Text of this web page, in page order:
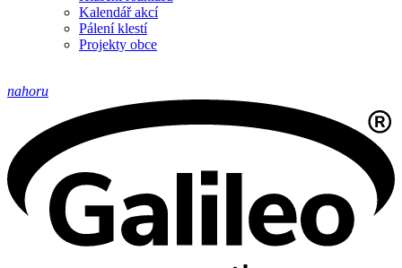
Kalendář akcí
Pálení klestí
Projekty obce
nahoru